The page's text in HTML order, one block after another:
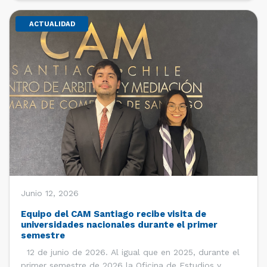
ACTUALIDAD
Junio 12, 2026
Equipo del CAM Santiago recibe visita de
universidades nacionales durante el primer
semestre
12 de junio de 2026. Al igual que en 2025, durante el